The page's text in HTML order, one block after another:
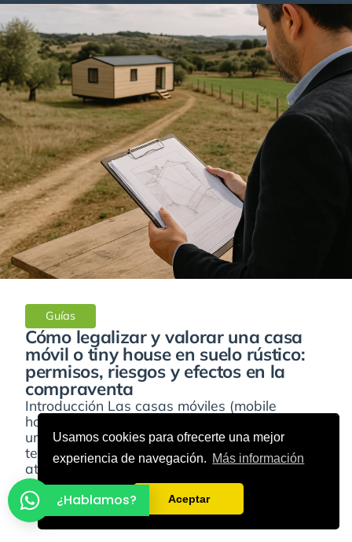
Usamos cookies para ofrecerte una mejor
experiencia de navegación. Más información
Aceptar
Guías
Cómo legalizar y valorar una casa
móvil o tiny house en suelo rústico:
permisos, riesgos y efectos en la
compraventa
Introducción Las casas móviles (mobile
homes) y las tiny houses se han convertido en
una alternativa real para vivir o pasar
temporadas en el campo. Su promesa es
atractiva: menor...
Leer más
¿Hablamos?